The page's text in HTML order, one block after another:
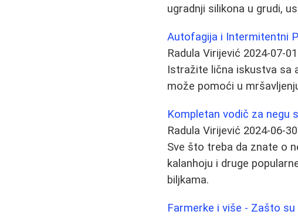
ugradnji silikona u grudi,
Autofagija i Intermitentni
Radula Virijević 2024-07-01
Istražite lična iskustva sa
može pomoći u
Kompletan vodič za negu
Radula Virijević 2024-06-30
Sve što treba da znate o
kalanhoju i druge
biljkama.
Farmerke i više - Zašto